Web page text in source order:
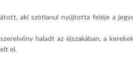
aki szótlanul nyújtotta feléje a
haladt az éjszakában, a
el.